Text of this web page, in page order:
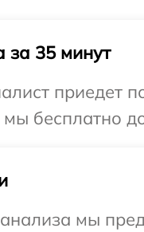
за 35 минут
приедет
бесплатно
мы